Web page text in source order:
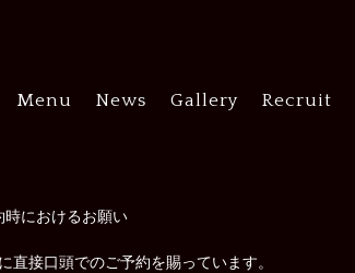
Menu News Gallery Recruit
時におけるお願い
直接口頭でのご予約を賜っています。